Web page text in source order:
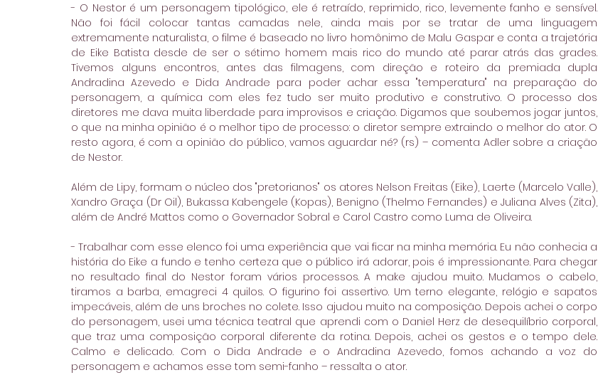
- O Nestor é um personagem tipológico, ele é retraído, reprimido, rico, levemente fanho e sensível.
Não foi fácil colocar tantas camadas nele, ainda mais por se tratar de uma linguagem
extremamente naturalista, o filme é baseado no livro homônimo de Malu Gaspar e conta a trajetória
de Eike Batista desde de ser o sétimo homem mais rico do mundo até parar atrás das grades.
Tivemos alguns encontros, antes das filmagens, com direção e roteiro da premiada dupla
Andradina Azevedo e Dida Andrade para poder achar essa "temperatura" na preparação do
personagem, a química com eles fez tudo ser muito produtivo e construtivo. O processo dos
diretores me dava muita liberdade para improvisos e criação. Digamos que soubemos jogar juntos,
o que na minha opinião é o melhor tipo de processo: o diretor sempre extraindo o melhor do ator. O
resto agora, é com a opinião do público, vamos aguardar né? (rs) – comenta Adler sobre a criação
de Nestor.
Além de Lipy, formam o núcleo dos "pretorianos" os atores Nelson Freitas (Eike), Laerte (Marcelo Valle),
Xandro Graça (Dr Oil), Bukassa Kabengele (Kopas), Benigno (Thelmo Fernandes) e Juliana Alves (Zita),
além de André Mattos como o Governador Sobral e Carol Castro como Luma de Oliveira.
- Trabalhar com esse elenco foi uma experiência que vai ficar na minha memória. Eu não conhecia a
história do Eike a fundo e tenho certeza que o público irá adorar, pois é impressionante. Para chegar
no resultado final do Nestor foram vários processos. A make ajudou muito. Mudamos o cabelo,
tiramos a barba, emagreci 4 quilos. O figurino foi assertivo. Um terno elegante, relógio e sapatos
impecáveis, além de uns broches no colete. Isso ajudou muito na composição. Depois achei o corpo
do personagem, usei uma técnica teatral que aprendi com o Daniel Herz de desequilíbrio corporal,
que traz uma composição corporal diferente da rotina. Depois, achei os gestos e o tempo dele.
Calmo e delicado. Com o Dida Andrade e o Andradina Azevedo, fomos achando a voz do
personagem e achamos esse tom semi-fanho – ressalta o ator.